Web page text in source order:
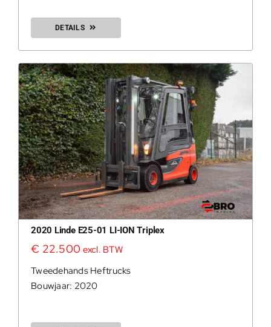
DETAILS
2020 Linde E25-01 LI-ION Triplex
€ 22.500 excl. BTW
Tweedehands Heftrucks
Bouwjaar: 2020